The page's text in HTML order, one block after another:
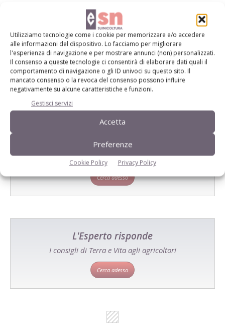
Utilizziamo tecnologie come i cookie per memorizzare e/o accedere
alle informazioni del dispositivo. Lo facciamo per migliorare
l'esperienza di navigazione e per mostrare annunci (non) personalizzati.
Il consenso a queste tecnologie ci consentirà di elaborare dati quali il
comportamento di navigazione o gli ID univoci su questo sito. Il
mancato consenso o la revoca del consenso possono influire
negativamente su alcune caratteristiche e funzioni.
Gestisci servizi
Accetta
Preferenze
Cookie Policy Privacy Policy
Tecniche, prodotti e servizi dalle aziende
Un modo semplice per cercare un'azienda o un
prodotto!
Cerca adesso
L'Esperto risponde
I consigli di Terra e Vita agli agricoltori
Cerca adesso